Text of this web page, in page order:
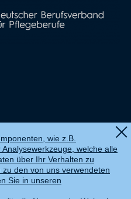
wie z.B.
welche alle
über Ihr Verhalten zu
den von uns verwendeten
Sie in unseren